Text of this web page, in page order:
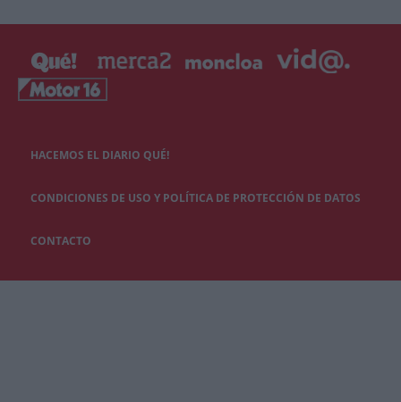
HACEMOS EL DIARIO QUÉ!
CONDICIONES DE USO Y POLÍTICA DE PROTECCIÓN DE DATOS
CONTACTO